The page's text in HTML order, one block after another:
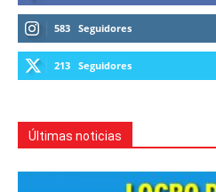
583 Seguidores
213 Seguidores
Últimas noticias